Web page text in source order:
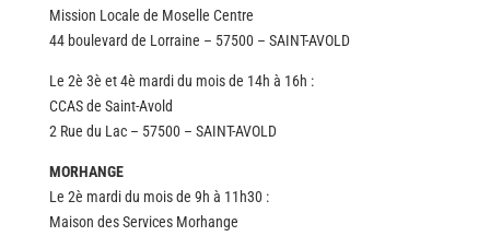
Mission Locale de Moselle Centre
44 boulevard de Lorraine – 57500 – SAINT-AVOLD
Le 2è 3è et 4è mardi du mois de 14h à 16h :
CCAS de Saint-Avold
2 Rue du Lac – 57500 – SAINT-AVOLD
MORHANGE
Le 2è mardi du mois de 9h à 11h30 :
Maison des Services Morhange